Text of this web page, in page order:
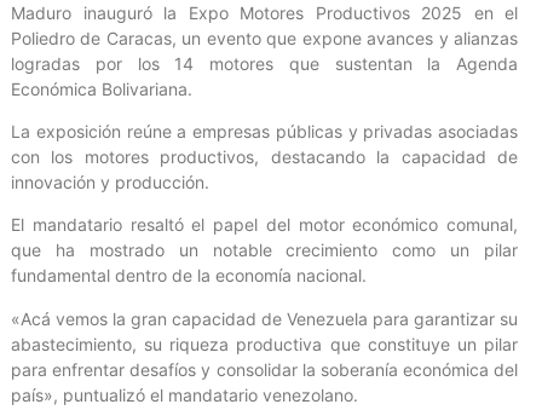
Maduro inauguró la Expo Motores Productivos 2025 en el
Poliedro de Caracas, un evento que expone avances y alianzas
logradas por los 14 motores que sustentan la Agenda
Económica Bolivariana.
La exposición reúne a empresas públicas y privadas asociadas
con los motores productivos, destacando la capacidad de
innovación y producción.
El mandatario resaltó el papel del motor económico comunal,
que ha mostrado un notable crecimiento como un pilar
fundamental dentro de la economía nacional.
«Acá vemos la gran capacidad de Venezuela para garantizar su
abastecimiento, su riqueza productiva que constituye un pilar
para enfrentar desafíos y consolidar la soberanía económica del
país», puntualizó el mandatario venezolano.